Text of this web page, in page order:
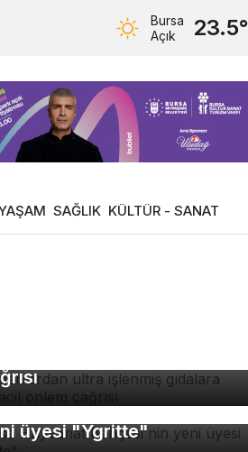
Bursa
Açık
23.5°
SAĞLIK KÜLTÜR - SANAT
Hayvanat Bahçesi'nin
üyesi "Ygritte"